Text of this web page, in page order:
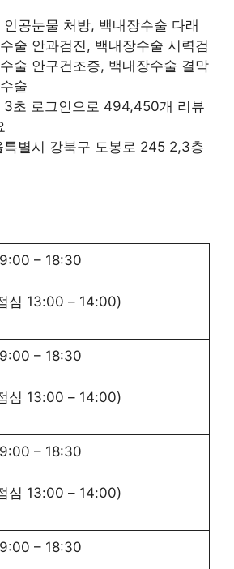
공눈물 처방, 백내장수술 다래
술 안과검진, 백내장수술 시력검
술 안구건조증, 백내장수술 결막
술
3초 로그인으로 494,450개 리뷰
특별시 강북구 도봉로 245 2,3층
– 18:30
심 13:00 – 14:00)
– 18:30
심 13:00 – 14:00)
– 18:30
심 13:00 – 14:00)
– 18:30